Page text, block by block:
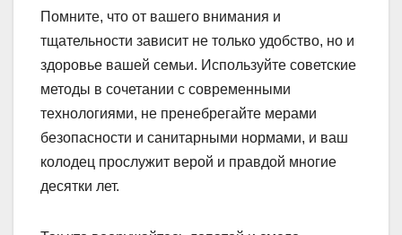
Помните, что от вашего внимания и
тщательности зависит не только удобство, но и
здоровье вашей семьи. Используйте советские
методы в сочетании с современными
технологиями, не пренебрегайте мерами
безопасности и санитарными нормами, и ваш
колодец прослужит верой и правдой многие
десятки лет.